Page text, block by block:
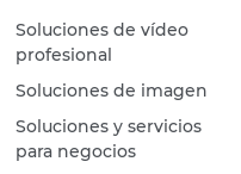
Soluciones de vídeo
profesional
Soluciones de imagen
Soluciones y servicios
para negocios